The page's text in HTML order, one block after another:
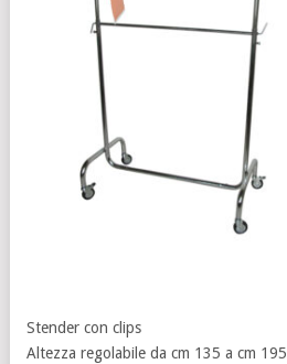
Stender con clips
Altezza regolabile da cm 135 a cm 195